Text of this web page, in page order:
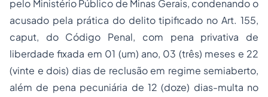
pelo Ministério Público de Minas Gerais, condenando o
acusado pela prática do delito tipificado no Art. 155,
caput, do Código Penal, com pena privativa de
liberdade fixada em 01 (um) ano, 03 (três) meses e 22
(vinte e dois) dias de reclusão em regime semiaberto,
além de pena pecuniária de 12 (doze) dias-multa no